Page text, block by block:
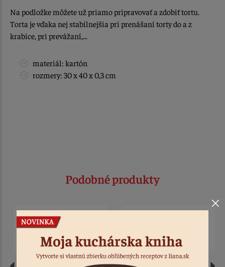
Na podložke môžete už priamo pripravovať a zdobiť tortu.
Torta je vďaka nej stabilnejšia pri prenášaní torty do a z
krabice, pri prevážaní,...
materiál: kartón
rozmery: 30 x 40 x 0,3 cm
Podobné produkty